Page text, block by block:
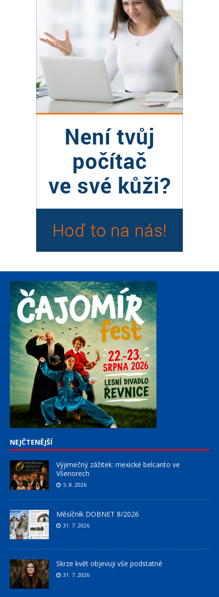
NEJČTENĚJŠÍ
Výjimečný zážitek: mexické belcanto ve
Všenorech
5. 8. 2026
Měsíčník DOBNET 8/2026
31. 7. 2026
Skrze květ objevuji vše podstatné
31. 7. 2026